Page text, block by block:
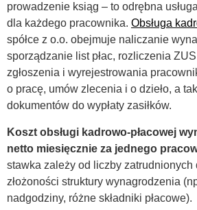
prowadzenie ksiąg – to odrębna
dla każdego pracownika. Obsługa
spółce z o.o. obejmuje naliczanie
sporządzanie list płac, rozliczenia
zgłoszenia i wyrejestrowania
o pracę, umów zlecenia i o dzieło, a
dokumentów do wypłaty zasiłków.
Koszt obsługi kadrowo-płacowej
netto miesięcznie za jednego
stawka zależy od liczby zatrudnionych
złożoności struktury wynagrodzenia
nadgodziny, różne składniki płacowe).